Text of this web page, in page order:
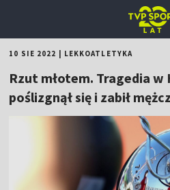
10 SIE 2022 LEKKOATLETYKA
Rzut młotem. Tragedia w
poślizgnął się i zabił